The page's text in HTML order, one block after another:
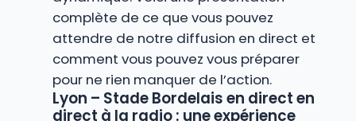
complète de ce que vous pouvez
attendre de notre diffusion en direct et
comment vous pouvez vous préparer
pour ne rien manquer de l’action.
Lyon – Stade Bordelais en direct en
direct à la radio : une expérience